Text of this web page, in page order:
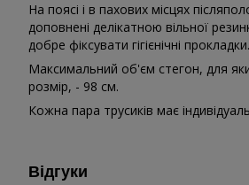
На поясі і в пахових місцях
доповнені делікатною вільної
добре фіксувати гігієнічні прокладки.
Максимальний об'єм стегон, для
розмір, - 98 см.
Кожна пара трусиків має
Відгуки